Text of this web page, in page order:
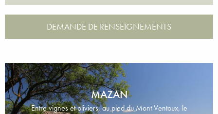
DEMANDE DE RENSEIGNEMENTS
MAZAN
Entre vignes et oliviers, au pied du Mont Ventoux, le